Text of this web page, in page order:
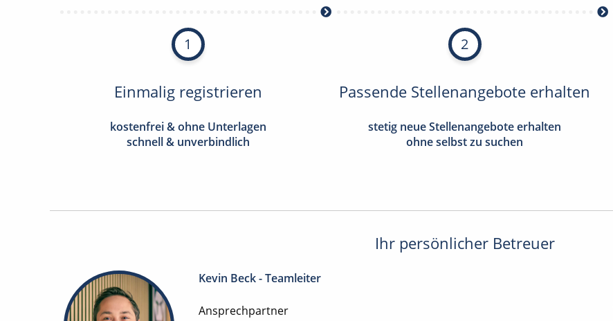
1
Einmalig registrieren
kostenfrei & ohne Unterlagen
schnell & unverbindlich
2
Passende Stellenangebote erhalten
stetig neue Stellenangebote erhalten
ohne selbst zu suchen
Ihr persönlicher Betreuer
Kevin Beck - Teamleiter
Ansprechpartner